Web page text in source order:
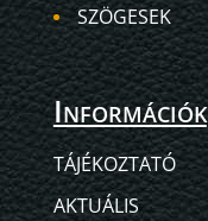
SZÖGESEK
Információk
TÁJÉKOZTATÓ
AKTUÁLIS